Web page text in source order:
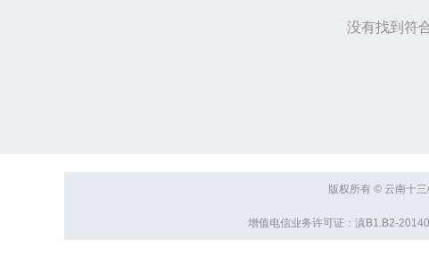
没有找到符
版权所有 © 云南十
增值电信业务许可证：滇B1.B2-